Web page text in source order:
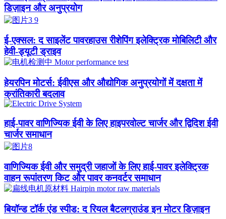
डिज़ाइन और अनुप्रयोग
ई-एक्सल: द साइलेंट पावरहाउस रीशेपिंग इलेक्ट्रिक मोबिलिटी और
हेवी-ड्यूटी ड्राइव
हेयरपिन मोटर्स: ईवीएस और औद्योगिक अनुप्रयोगों में दक्षता में
क्रांतिकारी बदलाव
हाई-पावर वाणिज्यिक ईवी के लिए हाइपरवोल्ट चार्जर और द्विदिश ईवी
चार्जर समाधान
वाणिज्यिक ईवी और समुद्री जहाजों के लिए हाई-पावर इलेक्ट्रिक
वाहन रूपांतरण किट और पावर कनवर्टर समाधान
बियॉन्ड टॉर्क एंड स्पीड: द रियल बैटलग्राउंड इन मोटर डिज़ाइन